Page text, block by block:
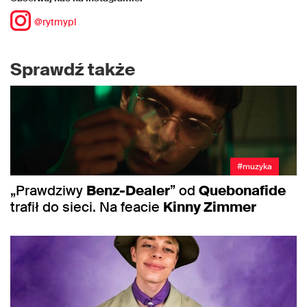
@rytmypl
Sprawdź także
#muzyka
„Prawdziwy Benz-Dealer” od Quebonafide
trafił do sieci. Na feacie Kinny Zimmer